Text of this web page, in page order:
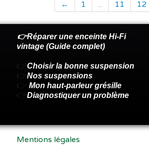
← 1 ... 11 12
👉Réparer une enceinte Hi-Fi
vintage (Guide complet)
👉 Choisir la bonne suspension
👉 Nos suspensions
👉 Mon haut-parleur grésille
👉 Diagnostiquer un problème
Mentions légales